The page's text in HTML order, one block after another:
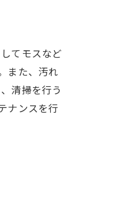
てモスなど
また、汚れ
清掃を行う
ナンスを行